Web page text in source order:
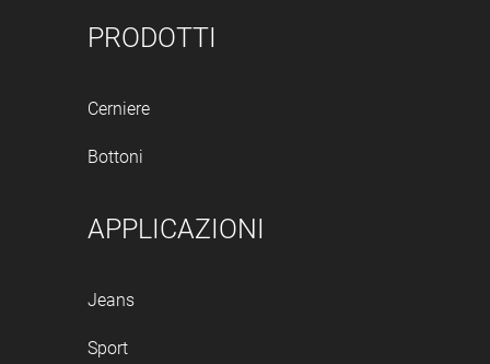
PRODOTTI
Cerniere
Bottoni
APPLICAZIONI
Jeans
Sport